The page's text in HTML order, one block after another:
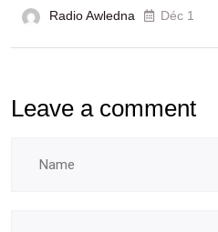
Radio Awledna Déc 1
Leave a comment